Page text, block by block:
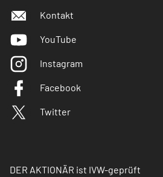
Kontakt
YouTube
Instagram
Facebook
Twitter
DER AKTIONÄR ist IVW-geprüft